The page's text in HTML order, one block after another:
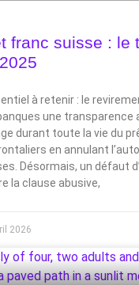
franc suisse : le
à retenir : le
une transparence
durant toute la vie du
en annulant
Désormais, un défaut
la clause abusive,
2026